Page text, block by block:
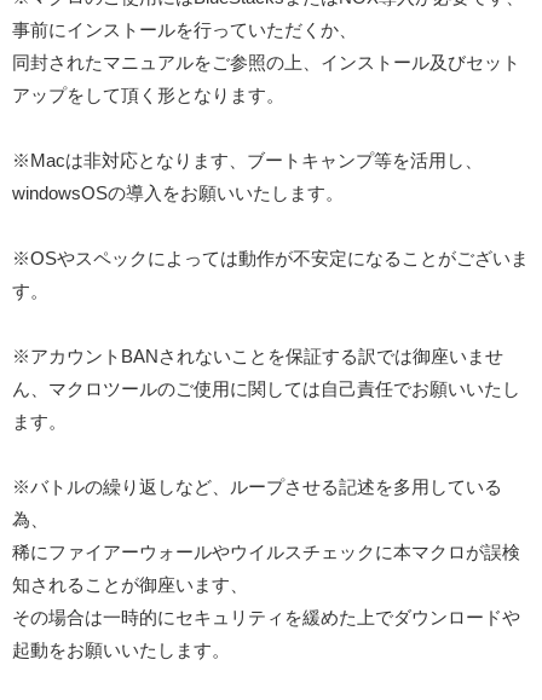
事前にインストールを行っていただくか、
同封されたマニュアルをご参照の上、インストール及びセット
アップをして頂く形となります。
※Macは非対応となります、ブートキャンプ等を活用し、
windowsOSの導入をお願いいたします。
※OSやスペックによっては動作が不安定になることがございま
す。
※アカウントBANされないことを保証する訳では御座いませ
ん、マクロツールのご使用に関しては自己責任でお願いいたし
ます。
※バトルの繰り返しなど、ループさせる記述を多用している
為、
稀にファイアーウォールやウイルスチェックに本マクロが誤検
知されることが御座います、
その場合は一時的にセキュリティを緩めた上でダウンロードや
起動をお願いいたします。